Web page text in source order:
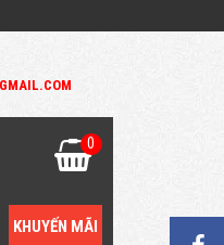
0
KHUYẾN MÃI